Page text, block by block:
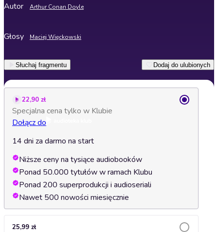
Autor Arthur Conan Doyle
Głosy Maciej Więckowski
Słuchaj fragmentu Dodaj do ulubionych
22,90 zł
Specjalna cena tylko w Klubie
Dołącz do
14 dni za darmo na start
Niższe ceny na tysiące audiobooków
Ponad 50.000 tytułów w ramach Klubu
Ponad 200 superprodukcji i audioseriali
Nawet 500 nowości miesięcznie
25,99 zł